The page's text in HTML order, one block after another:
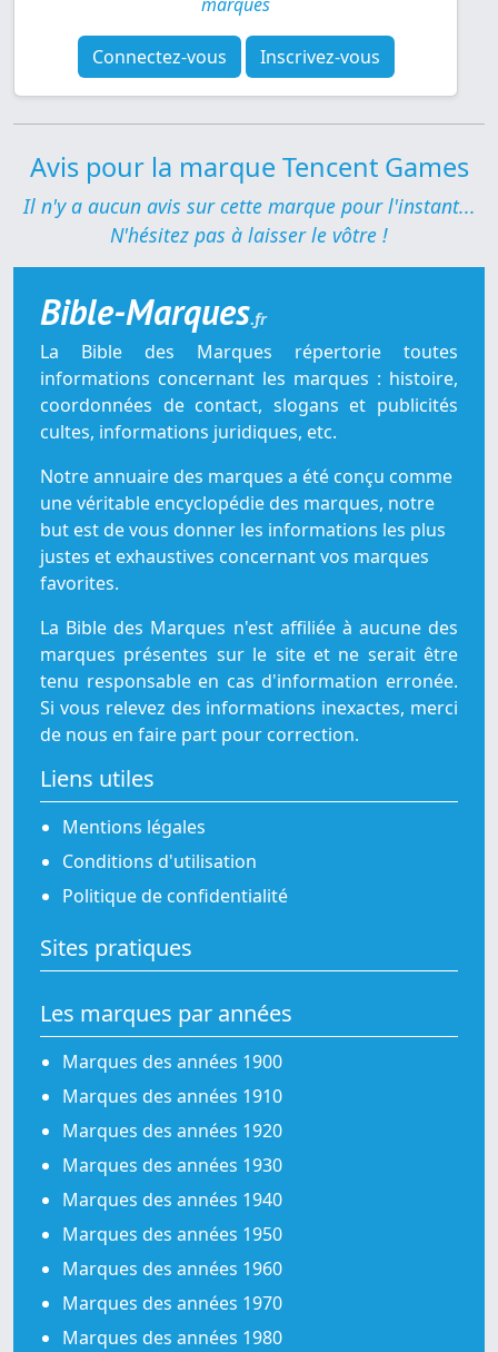
Connectez-vous Inscrivez-vous
Avis pour la marque Tencent Games
Il n'y a aucun avis sur cette marque pour l'instant...
N'hésitez pas à laisser le vôtre !
Bible-Marques.fr
La Bible des Marques répertorie toutes
informations concernant les marques : histoire,
coordonnées de contact, slogans et publicités
cultes, informations juridiques, etc.
Notre annuaire des marques a été conçu comme
une véritable encyclopédie des marques, notre
but est de vous donner les informations les plus
justes et exhaustives concernant vos marques
favorites.
La Bible des Marques n'est affiliée à aucune des
marques présentes sur le site et ne serait être
tenu responsable en cas d'information erronée.
Si vous relevez des informations inexactes, merci
de nous en faire part pour correction.
Liens utiles
Mentions légales
Conditions d'utilisation
Politique de confidentialité
Sites pratiques
Les marques par années
Marques des années 1900
Marques des années 1910
Marques des années 1920
Marques des années 1930
Marques des années 1940
Marques des années 1950
Marques des années 1960
Marques des années 1970
Marques des années 1980